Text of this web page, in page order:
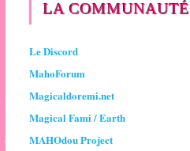
LA COMMUNAUTÉ
Le Discord
MahoForum
Magicaldoremi.net
Magical Fami / Earth
MAHOdou Project